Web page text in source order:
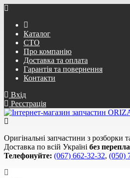
Каталог
СТО
Про компанію
Доставка та оплата
Гарантія та повернення
Контакти
Вхід
Реєстрація
Оригінальні запчастини з розборки
Доставка по всій Україні без
Телефонуйте: (067) 662-32-32, (050)